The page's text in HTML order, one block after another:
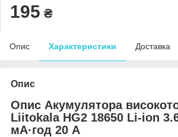
195 ₴
Опис Характеристики Доставка
Опис
Опис Акумулятора
Liitokala HG2 18650 Li-ion
мА·год 20 А